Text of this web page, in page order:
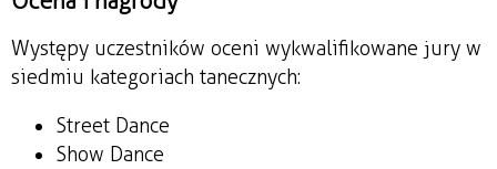
Występy uczestników oceni wykwalifikowane jury w
siedmiu kategoriach tanecznych:
Street Dance
Show Dance